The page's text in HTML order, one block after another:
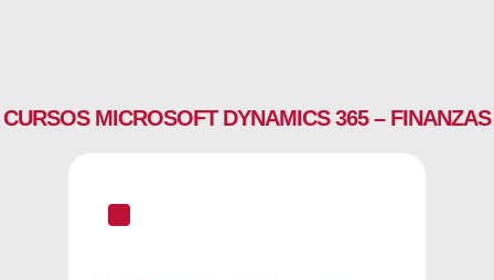
CURSOS MICROSOFT DYNAMICS 365 – FINANZAS
^